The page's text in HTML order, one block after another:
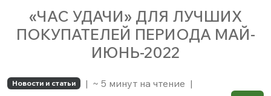
«ЧАС УДАЧИ» ДЛЯ ЛУЧШИХ
ПОКУПАТЕЛЕЙ ПЕРИОДА МАЙ-
ИЮНЬ-2022
Новости и статьи | ~ 5 минут на чтение |